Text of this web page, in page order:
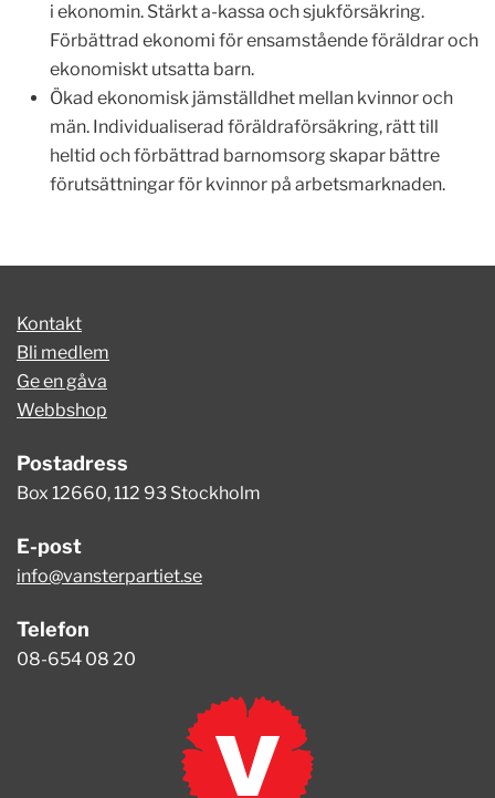
i ekonomin. Stärkt a-kassa och sjukförsäkring.
Förbättrad ekonomi för ensamstående föräldrar och
ekonomiskt utsatta barn.
Ökad ekonomisk jämställdhet mellan kvinnor och
män. Individualiserad föräldraförsäkring, rätt till
heltid och förbättrad barnomsorg skapar bättre
förutsättningar för kvinnor på arbetsmarknaden.
Kontakt
Bli medlem
Ge en gåva
Webbshop
Postadress
Box 12660, 112 93 Stockholm
E-post
info@vansterpartiet.se
Telefon
08-654 08 20